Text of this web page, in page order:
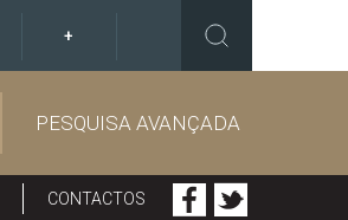
+
PESQUISA AVANÇADA
CONTACTOS